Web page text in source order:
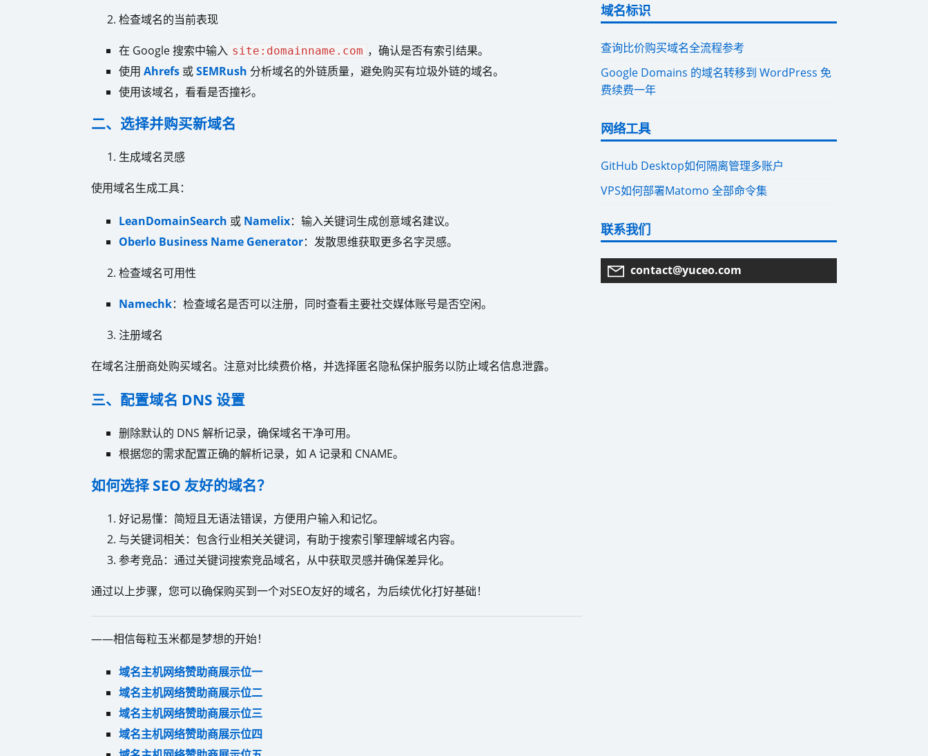
检查域名的当前表现
在 Google 搜索中输入 site:domainname.com ，确认是否有索引结果。
使用 Ahrefs 或SEMRush 分析域名的外链质量，避免购买有垃圾外链的域名。
使用该域名，看看是否撞衫。
二、选择并购买新域名
生成域名灵感
使用域名生成工具：
LeanDomainSearch 或 Namelix：输入关键词生成创意域名建议。
Oberlo Business Name Generator：发散思维获取更多名字灵感。
检查域名可用性
Namechk：检查域名是否可以注册，同时查看主要社交媒体账号是否空闲。
注册域名
在域名注册商处购买域名。注意对比续费价格，并选择匿名隐私保护服务以防止域名信息泄露。
三、配置域名 DNS 设置
删除默认的 DNS 解析记录，确保域名干净可用。
根据您的需求配置正确的解析记录，如 A 记录和 CNAME。
如何选择 SEO 友好的域名？
好记易懂：简短且无语法错误，方便用户输入和记忆。
与关键词相关：包含行业相关关键词，有助于搜索引擎理解域名内容。
参考竞品：通过关键词搜索竞品域名，从中获取灵感并确保差异化。
通过以上步骤，您可以确保购买到一个对SEO友好的域名，为后续优化打好基础！
——相信每粒玉米都是梦想的开始！
域名主机网络赞助商展示位一
域名主机网络赞助商展示位二
域名主机网络赞助商展示位三
域名主机网络赞助商展示位四
域名标识
查询比价购买域名全流程参考
Google Domains 的域名转移到 WordPress 免
费续费一年
网络工具
GitHub Desktop如何隔离管理多账户
VPS如何部署Matomo 全部命令集
联系我们
contact@yuceo.com